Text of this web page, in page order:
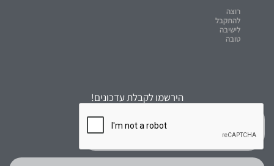
רוצה
להתקבל
לישיבה
טובה
הירשמו לקבלת עדכונים!